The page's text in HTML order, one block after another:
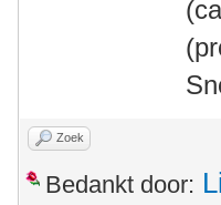
Zoek
Bedankt door: